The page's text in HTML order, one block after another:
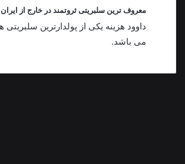
معروف ترین سلبریتی ثروتمند در خارج از
داوود هزینه یکی از پولدارترین سلبریتی
می باشد.